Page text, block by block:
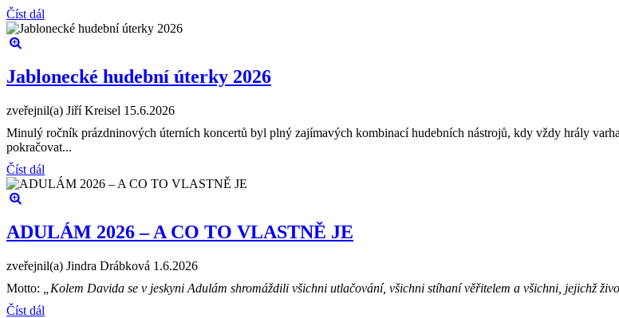
Číst dál
Jablonecké hudební úterky 2026
zveřejnil(a) Jiří Kreisel 15.6.2026
Minulý ročník prázdninových úterních koncertů byl plný zajímavých kombinací hudebních nástrojů, kdy vždy hrály
pokračovat...
Číst dál
ADULÁM 2026 – A CO TO VLASTNĚ JE
zveřejnil(a) Jindra Drábková 1.6.2026
Motto:
„Kolem Davida se v jeskyni Adulám shromáždili všichni utlačování, všichni stíhaní věřitelem a všichni, jejichž
Číst dál